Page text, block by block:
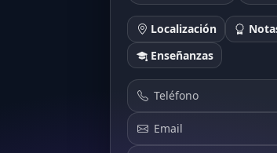
Localización
Enseñanzas
Teléfono
Email